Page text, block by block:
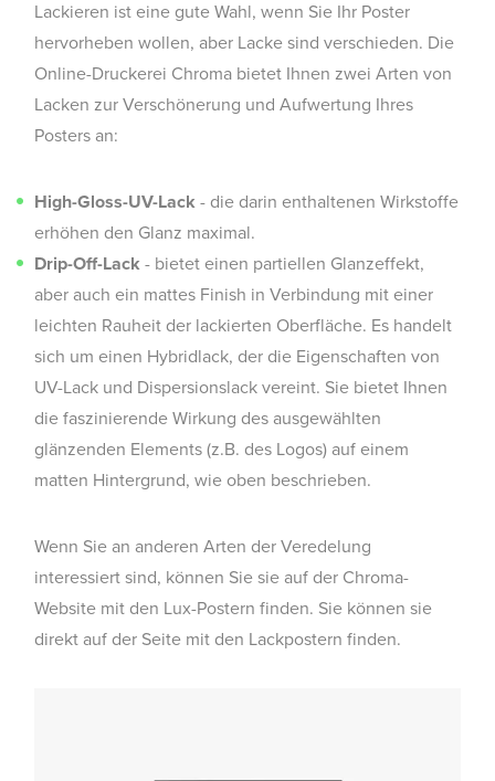
Lackieren ist eine gute Wahl, wenn Sie Ihr Poster
hervorheben wollen, aber Lacke sind verschieden. Die
Online-Druckerei Chroma bietet Ihnen zwei Arten von
Lacken zur Verschönerung und Aufwertung Ihres
Posters an:
High-Gloss-UV-Lack - die darin enthaltenen Wirkstoffe
erhöhen den Glanz maximal.
Drip-Off-Lack - bietet einen partiellen Glanzeffekt,
aber auch ein mattes Finish in Verbindung mit einer
leichten Rauheit der lackierten Oberfläche. Es handelt
sich um einen Hybridlack, der die Eigenschaften von
UV-Lack und Dispersionslack vereint. Sie bietet Ihnen
die faszinierende Wirkung des ausgewählten
glänzenden Elements (z.B. des Logos) auf einem
matten Hintergrund, wie oben beschrieben.
Wenn Sie an anderen Arten der Veredelung
interessiert sind, können Sie sie auf der Chroma-
Website mit den Lux-Postern finden. Sie können sie
direkt auf der Seite mit den Lackpostern finden.